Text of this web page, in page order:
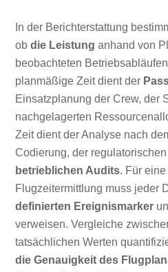
In der Berichterstattung
obdie Leistung anhand von
beobachteten
planmäßige Zeit dient der
Einsatzplanung der Crew, der
nachgelagerten
Zeit dient der Analyse nach
Codierung, der
betrieblichen Audits. Für
Flugzeitermittlung muss jeder
definierten Ereignismarker
verweisen. Vergleiche
tatsächlichen Werten
die Genauigkeit des